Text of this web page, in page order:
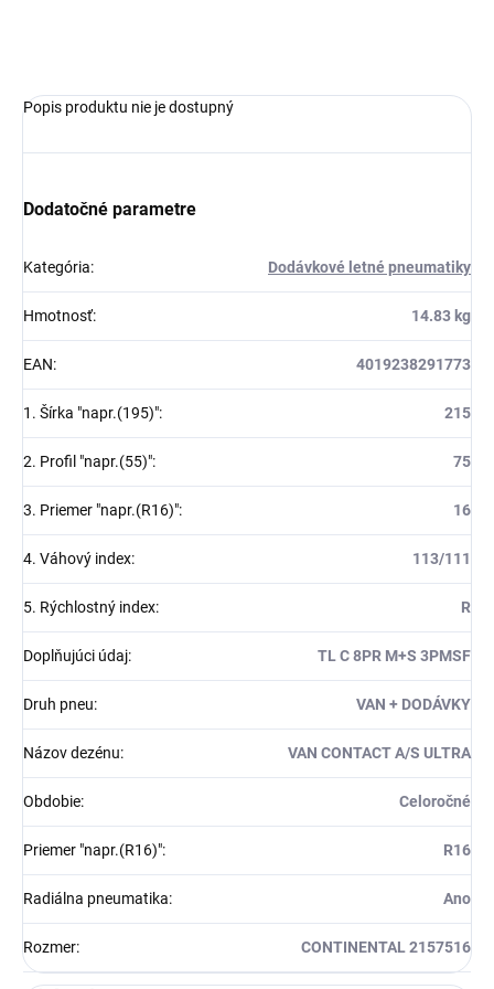
Popis produktu nie je dostupný
Dodatočné parametre
Kategória: Dodávkové letné pneumatiky
Hmotnosť: 14.83 kg
EAN: 4019238291773
1. Šírka "napr.(195)": 215
2. Profil "napr.(55)": 75
3. Priemer "napr.(R16)": 16
4. Váhový index: 113/111
5. Rýchlostný index: R
Doplňujúci údaj: TL C 8PR M+S 3PMSF
Druh pneu: VAN + DODÁVKY
Názov dezénu: VAN CONTACT A/S ULTRA
Obdobie: Celoročné
Priemer "napr.(R16)": R16
Radiálna pneumatika: Ano
Rozmer: CONTINENTAL 2157516